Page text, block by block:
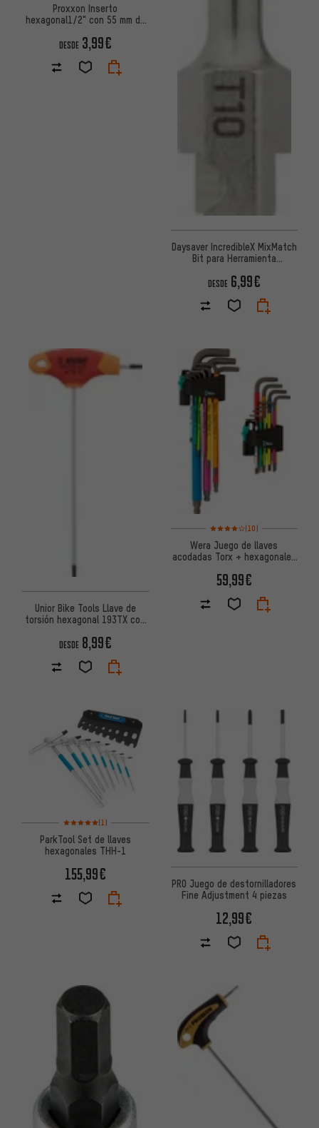
Proxxon Inserto
hexagonal1/2" con 55 mm de
DESDE 3,99€
Daysaver IncredibleX MixMatch
Bit para Herramienta
DESDE 6,99€
Unior Bike Tools Llave de
torsión hexagonal 193TX con
DESDE 8,99€
Valoración media: 4 de 5
(10)
Wera Juego de llaves
acodadas Torx + hexagonales
59,99€
Valoración media: 5 de 5 basada en 1 reseñas
(1)
ParkTool Set de llaves
hexagonales THH-1
155,99€
PRO Juego de destornilladores
Fine Adjustment 4 piezas
12,99€